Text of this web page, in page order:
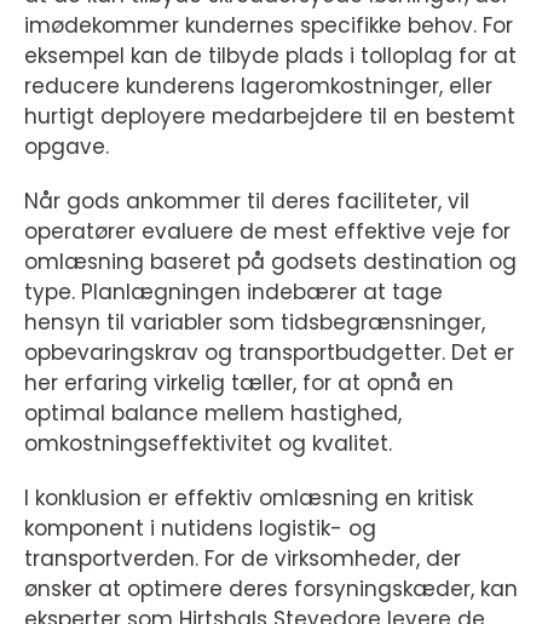
imødekommer kundernes specifikke behov. For
eksempel kan de tilbyde plads i tolloplag for at
reducere kunderens lageromkostninger, eller
hurtigt deployere medarbejdere til en bestemt
opgave.
Når gods ankommer til deres faciliteter, vil
operatører evaluere de mest effektive veje for
omlæsning baseret på godsets destination og
type. Planlægningen indebærer at tage
hensyn til variabler som tidsbegrænsninger,
opbevaringskrav og transportbudgetter. Det er
her erfaring virkelig tæller, for at opnå en
optimal balance mellem hastighed,
omkostningseffektivitet og kvalitet.
I konklusion er effektiv omlæsning en kritisk
komponent i nutidens logistik- og
transportverden. For de virksomheder, der
ønsker at optimere deres forsyningskæder, kan